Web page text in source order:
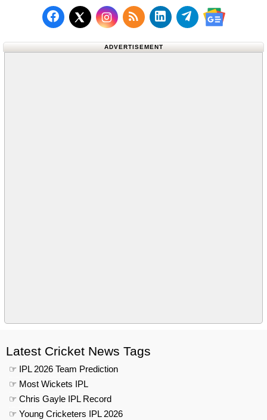
Follow us on Facebook
Follow us on X (Twitter)
Subscribe to our RSS
Follow us on
Follow us on
Follow us
ADVERTISEMENT
Latest Cricket News Tags
☞ IPL 2026 Team Prediction
☞ Most Wickets IPL
☞ Chris Gayle IPL Record
☞ Young Cricketers IPL 2026